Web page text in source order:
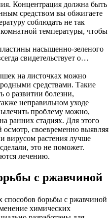
Концентрация должна быть
средством вы обжигаете
соблюдать не так
температуры, чтобы
насыщенно-зеленого
свидетельствует о…
на листочках можно
средствами. Такие
о развитии болезни,
неправильном уходе
проблему можно,
ранних стадиях. Для этого
осмотр, своевременно выявляя
вирусом растения лучше
это не поможет.
лечению.
с ржавчиной
борьбы с ржавчиной
химических